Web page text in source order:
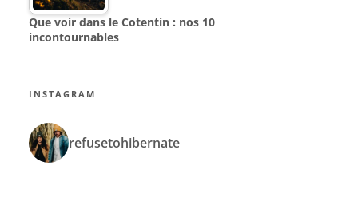
Que voir dans le Cotentin : nos 10
incontournables
INSTAGRAM
refusetohibernate